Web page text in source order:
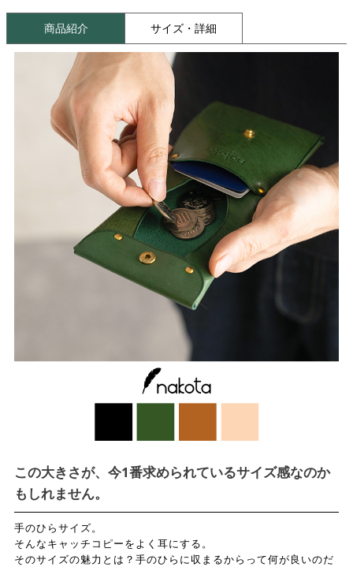
商品紹介 サイズ・詳細
この大きさが、今1番求められているサイズ感なのか
もしれません。
手のひらサイズ。
そんなキャッチコピーをよく耳にする。
そのサイズの魅力とは？手のひらに収まるからって何が良いのだ